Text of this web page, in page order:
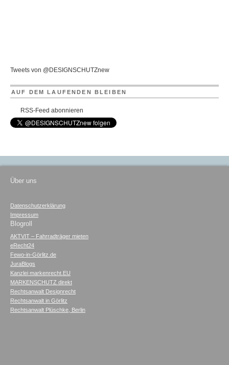
Tweets von @DESIGNSCHUTZnew
AUF DEM LAUFENDEN BLEIBEN
RSS-Feed abonnieren
Über uns
Datenschutzerklärung
Impressum
Blogroll
AKTVIT – Fahrradträger mieten
eRecht24
Fewo-in-Görlitz.de
JuraBlogs
Kanzlei markenrecht.EU
MARKENSCHUTZ direkt
Rechtsanwalt Designrecht
Rechtsanwalt in Görlitz
Rechtsanwalt Plüschke, Berlin